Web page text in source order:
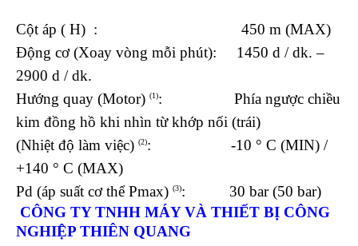
Cột áp ( H) : 450 m (MAX)
Động cơ (Xoay vòng mỗi phút): 1450 d / dk. –
2900 d / dk.
Hướng quay (Motor) (1): Phía ngược chiều
kim đồng hồ khi nhìn từ khớp nối (trái)
(Nhiệt độ làm việc) (2): -10 ° C (MIN) /
+140 ° C (MAX)
Pd (áp suất cơ thể Pmax) (3): 30 bar (50 bar)
CÔNG TY TNHH MÁY VÀ THIẾT BỊ CÔNG
NGHIỆP THIÊN QUANG